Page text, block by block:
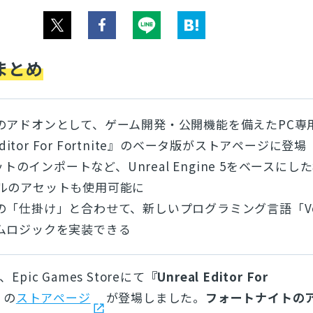
とめ
アドオンとして、ゲーム開発・公開機能を備えたPC専
For Fortnite』 のベータ版がストアページに登場
のインポートなど、Unreal Engine 5をベースにし
のアセットも使用可能に
「仕掛け」と合わせて、新しいプログラミング言語「
ロジックを実装できる
Epic Games Storeにて 『Unreal Editor For
のストアページ が登場しました。 フォートナイトの